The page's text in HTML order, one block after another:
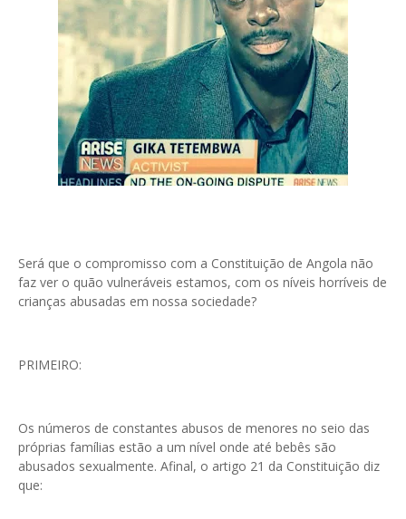
Será que o compromisso com a Constituição de Angola não
faz ver o quão vulneráveis estamos, com os níveis horríveis de
crianças abusadas em nossa sociedade?
PRIMEIRO:
Os números de constantes abusos de menores no seio das
próprias famílias estão a um nível onde até bebês são
abusados sexualmente. Afinal, o artigo 21 da Constituição diz
que: